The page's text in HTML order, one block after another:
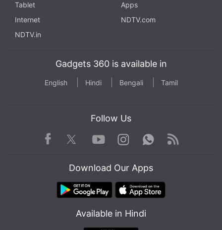
Tablet
Apps
Internet
NDTV.com
NDTV.in
Gadgets 360 is available in
English Hindi Bengali Tamil
Follow Us
Facebook TwitterYoutube
Instagram WhatsApp
Rss
Download Our Apps
Available in Hindi